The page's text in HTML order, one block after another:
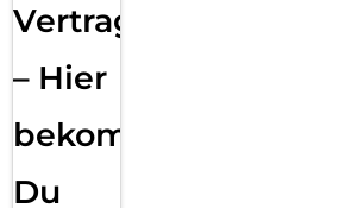
Vertragsabwicklung
– Hier
bekommst
Du